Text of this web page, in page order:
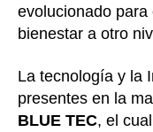
evolucionado para
bienestar a otro
La tecnología y la
presentes en la
BLUE TEC, el